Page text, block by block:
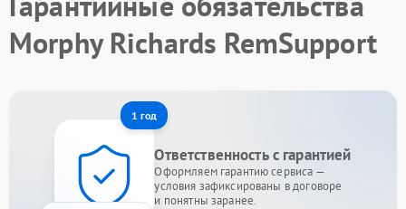
Morphy Richards RemSupport
1 год
Ответственность с гарантией
Оформляем гарантию сервиса —
условия зафиксированы в договоре
и понятны заранее.